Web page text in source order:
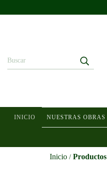
INICIO NUESTRAS OBRAS
Inicio / Productos